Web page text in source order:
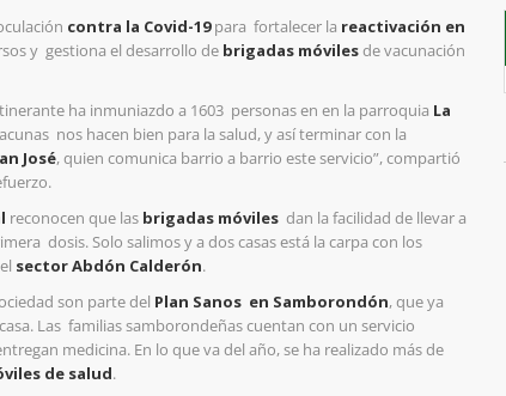
contra la Covid-19para fortalecer la reactivación en
y gestiona el desarrollo de brigadas móvilesde vacunación
ha inmuniazdo a 1603 personas en en la parroquia La
nos hacen bien para la salud, y así terminar con la
José, quien comunica barrio a barrio este servicio”, compartió
reconocen que las brigadas móviles dan la facilidad de llevar a
dosis. Solo salimos y a dos casas está la carpa con los
sector Abdón Calderón.
son parte del Plan Sanos en Samborondón, que ya
Las familias samborondeñas cuentan con un servicio
medicina. En lo que va del año, se ha realizado más de
de salud.